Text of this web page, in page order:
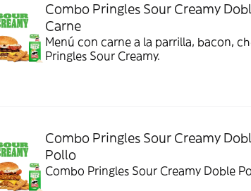
Combo Pringles Sour Creamy
Carne
Menú con carne a la parrilla, bacon,
Pringles Sour Creamy.
Combo Pringles Sour Creamy
Pollo
Combo Pringles Sour Creamy Doble